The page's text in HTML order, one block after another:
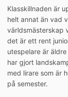
Klasskillnaden är
helt annat än vad
världsmästerskap
det är ett rent
utespelare är
har gjort
med lirare som är
på semester.